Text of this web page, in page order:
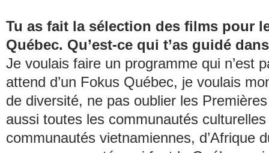
Tu as fait la sélection des films pour
Québec. Qu’est-ce qui t’as guidé
Je voulais faire un programme qui n’est
attend d’un Fokus Québec, je voulais
de diversité, ne pas oublier les
aussi toutes les communautés
communautés vietnamiennes, d’Afrique